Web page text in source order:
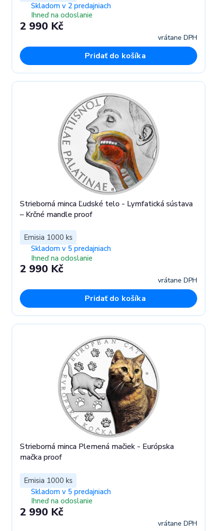
Skladom v 2 predajniach
Ihneď na odoslanie
2 990 Kč
vrátane DPH
Pridať do košíka
Strieborná minca Ľudské telo - Lymfatická sústava
– Krčné mandle proof
Emisia 1000 ks
Skladom v 5 predajniach
Ihneď na odoslanie
2 990 Kč
vrátane DPH
Pridať do košíka
Strieborná minca Plemená mačiek - Európska
mačka proof
Emisia 1000 ks
Skladom v 5 predajniach
Ihneď na odoslanie
2 990 Kč
vrátane DPH